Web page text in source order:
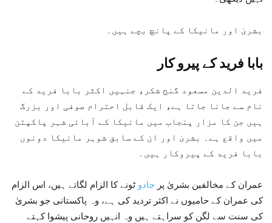
بشریٰ اور مانیکا کے پانچ بچے ہیں۔
بابا فرید کے پیرو کار
فرید الدین مسعود گنج شکر، جنہیں اکثر بابا فرید کے
نام سے جانا جاتا ہے، ایک قابل احترام صوفی اور بزرگ
ہیں جن کا مزار پنجاب میں مانیکا کے آبائی شہر پاکپتن
میں واقع ہے۔ بشریٰ اور ان کے سابق شوہر مانیکا دونوں
بابا فرید کے پیروکار ہیں۔
عمران کے مخالفین بشریٰ پر جادو ٹونے کا الزام لگاتے ہیں، اس الزام
کی عمران کے حامیوں نے اکثر تردید کی ہے، وہ پاکستانی جو بشریٰ
کی سنت سے لگن کو سراہتے ہیں وہ انہیں روحانی پیشوا کہتے